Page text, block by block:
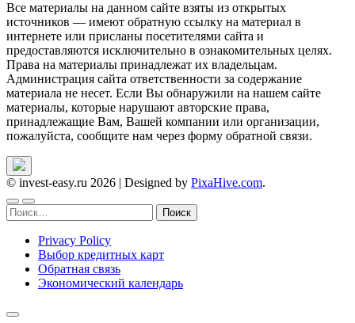
Все материалы на данном сайте взяты из открытых
источников — имеют обратную ссылку на материал в
интернете или присланы посетителями сайта и
предоставляются исключительно в ознакомительных целях.
Права на материалы принадлежат их владельцам.
Администрация сайта ответственности за содержание
материала не несет. Если Вы обнаружили на нашем сайте
материалы, которые нарушают авторские права,
принадлежащие Вам, Вашей компании или организации,
пожалуйста, сообщите нам через форму обратной связи.
© invest-easy.ru 2026 | Designed by PixaHive.com.
Найти:
Privacy Policy
Выбор кредитных карт
Обратная связь
Экономический календарь